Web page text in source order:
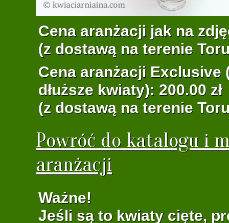
Cena aranżacji jak na
(z dostawą na terenie
Cena aranżacji
dłuższe kwiaty): 200.00 zł
(z dostawą na terenie
Powróć do katalogu i
aranżacji
Ważne!
Jeśli są to kwiaty cięte,